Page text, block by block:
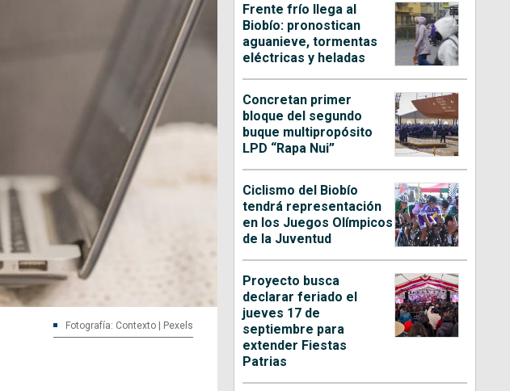
Fotografía: Contexto | Pexels
Frente frío llega al
Biobío: pronostican
aguanieve, tormentas
eléctricas y heladas
Concretan primer
bloque del segundo
buque multipropósito
LPD “Rapa Nui”
Ciclismo del Biobío
tendrá representación
en los Juegos Olímpicos
de la Juventud
Proyecto busca
declarar feriado el
jueves 17 de
septiembre para
extender Fiestas
Patrias